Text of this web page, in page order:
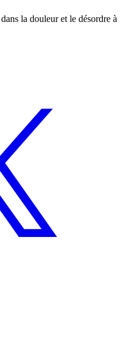
la douleur et le désordre à